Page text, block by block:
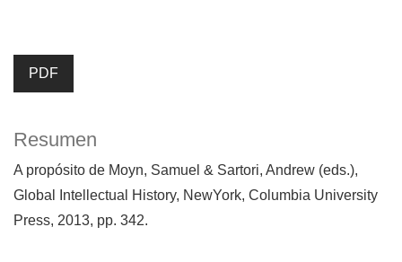
PDF
Resumen
A propósito de Moyn, Samuel & Sartori, Andrew (eds.),
Global Intellectual History, NewYork, Columbia University
Press, 2013, pp. 342.